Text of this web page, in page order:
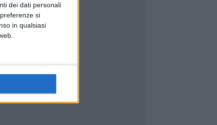
dei dati personali
si
in qualsiasi